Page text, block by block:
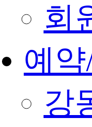
회
예
강